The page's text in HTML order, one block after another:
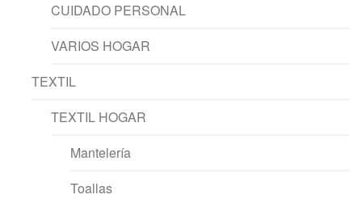
CUIDADO PERSONAL
VARIOS HOGAR
TEXTIL
TEXTIL HOGAR
Mantelería
Toallas